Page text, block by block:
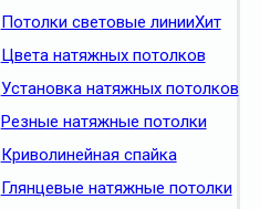
Потолки световые линииХит
Цвета натяжных потолков
Установка натяжных потолков
Резные натяжные потолки
Криволинейная спайка
Глянцевые натяжные потолки